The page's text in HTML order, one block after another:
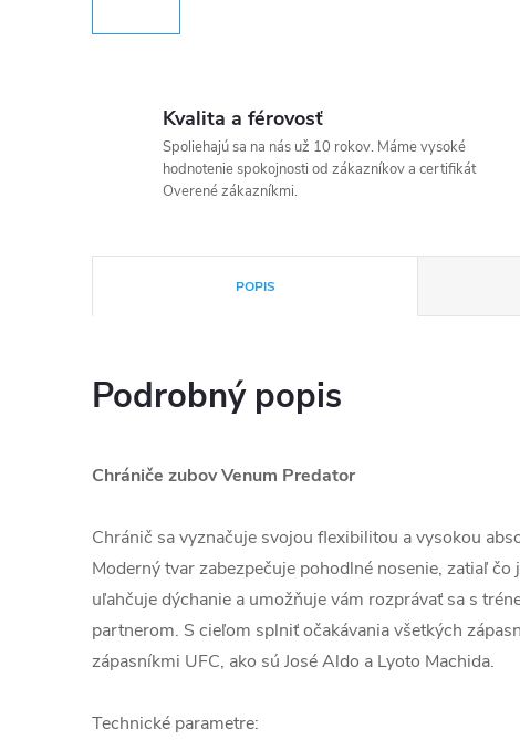
Kvalita a férovosť
Spoliehajú sa na nás už 10 rokov. Máme vysoké
hodnotenie spokojnosti od zákazníkov a certifikát
Overené zákazníkmi.
POPIS
Podrobný popis
Chrániče zubov Venum Predator
Chránič sa vyznačuje svojou flexibilitou a vysokou
Moderný tvar zabezpečuje pohodlné nosenie, zatiaľ
uľahčuje dýchanie a umožňuje vám rozprávať sa s
partnerom. S cieľom splniť očakávania všetkých
zápasníkmi UFC, ako sú José Aldo a Lyoto Machida.
Technické parametre: